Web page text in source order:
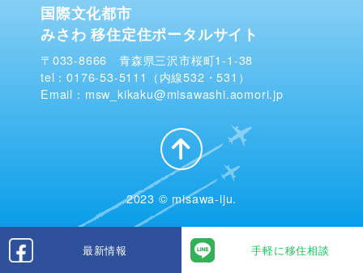
最新情報 手軽に移住相談
国際文化都市
みさわ 移住定住ポータルサイト
〒033-8666 青森県三沢市桜町1-1-38
tel：0176-53-5111（内線532・531）
Email：msw_kikaku@misawashi.aomori.jp
2023 © misawa-iju.